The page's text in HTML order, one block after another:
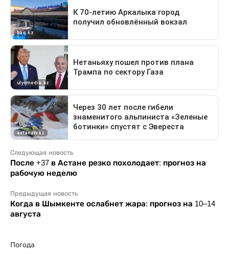
Следующая новость
После +37 в Астане резко похолодает: прогноз на
рабочую неделю
Предыдущая новость
Когда в Шымкенте ослабнет жара: прогноз на 10–14
августа
Погода